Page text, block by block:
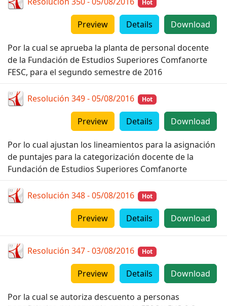
Hot
Download
Details
Preview
Por la cual se aprueba la planta de personal docente
de la Fundación de Estudios Superiores Comfanorte
FESC, para el segundo semestre de 2016
Resolución 349 - 05/08/2016 Hot
Download
Details
Preview
Por lo cual ajustan los lineamientos para la asignación
de puntajes para la categorización docente de la
Fundación de Estudios Superiores Comfanorte
Resolución 348 - 05/08/2016 Hot
Download
Details
Preview
Resolución 347 - 03/08/2016 Hot
Download
Details
Preview
Por la cual se autoriza descuento a personas